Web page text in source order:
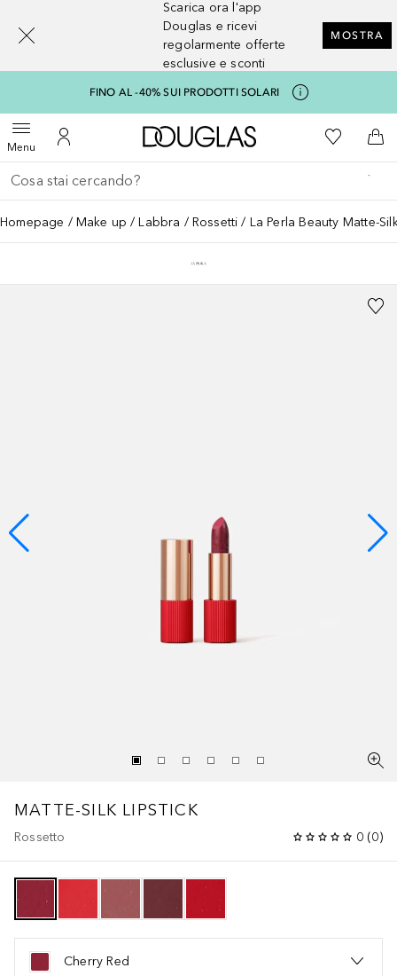
Scarica ora l'app
Douglas e ricevi
regolarmente offerte
esclusive e sconti
MOSTRA
FINO AL -40% SUI PRODOTTI SOLARI
MenuApri menuAl Mio Account
A Douglas HomeAlla Mia
Al
Torna indietro
Esegui ricerca
Homepage Make up Labbra Rossetti La Perla Beauty Matte-
MATTE-SILK LIPSTICK
Rossetto 0 (0)
Cherry Red
[navigation.slideout.screenreader]